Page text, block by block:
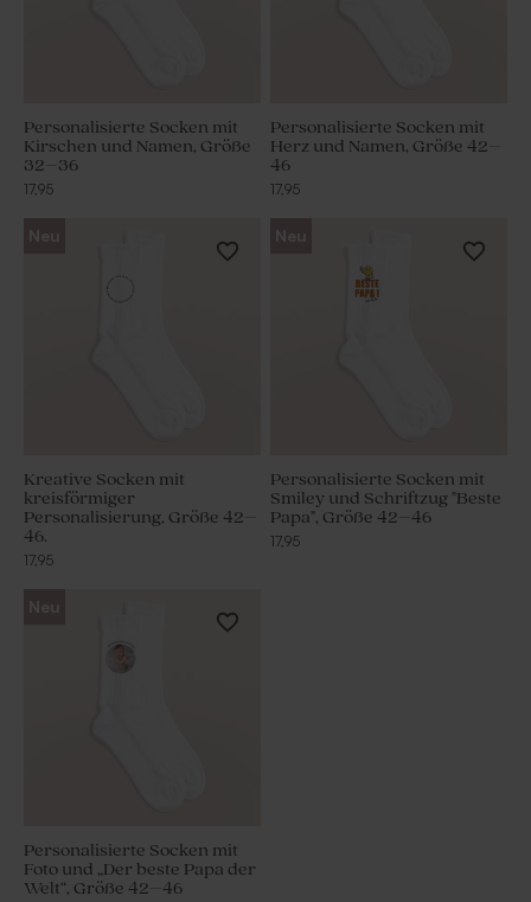
Personalisierte Socken mit
Kirschen und Namen, Größe
32–36
17,95
Personalisierte Socken mit
Herz und Namen, Größe 42–
46
17,95
Neu
Kreative Socken mit
kreisförmiger
Personalisierung, Größe 42–
46.
17,95
Neu
Personalisierte Socken mit
Smiley und Schriftzug "Beste
Papa", Größe 42–46
17,95
Neu
Personalisierte Socken mit
Foto und „Der beste Papa der
Welt“, Größe 42–46